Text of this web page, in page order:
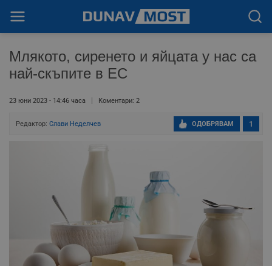
Млякото, сиренето и яйцата у нас са
най-скъпите в ЕС
23 юни 2023 - 14:46 часа Коментари: 2
Редактор: Слави Неделчев 1
ОДОБРЯВАМ